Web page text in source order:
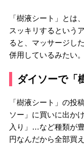
「樹液シート」とは
スッキリするという
ると、マッサージし
併用しているみたい。
ダイソーで「
「樹液シート」の投
ソー」に買いに出か
入り」
…など種類が
円なんだから全部買